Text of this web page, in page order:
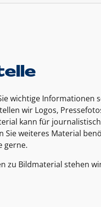
wichtige Informationen
wir Logos,
kann für
Sie weiteres Material
gerne.
zu Bildmaterial stehen